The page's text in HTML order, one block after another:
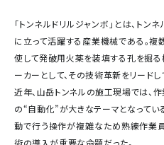
「トンネルドリルジャンボ」とは、ト
に立って活躍する産業機械である。
使して発破用火薬を装填する孔を掘る
ーカーとして、その技術革新をリードし
近年、山岳トンネルの施工現場では、
の“自動化”が大きなテーマとなってい
動で行う操作が複雑なため熟練作業
術の導入が重要な命題だった。